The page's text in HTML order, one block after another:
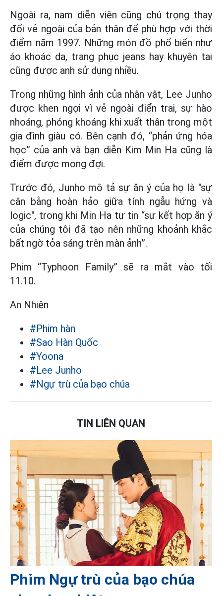
Ngoài ra, nam diễn viên cũng chú trọng thay
đổi vẻ ngoài của bản thân để phù hợp với thời
điểm năm 1997. Những món đồ phổ biến như
áo khoác da, trang phục jeans hay khuyên tai
cũng được anh sử dụng nhiều.
Trong những hình ảnh của nhân vật, Lee Junho
được khen ngợi vì vẻ ngoài điển trai, sự hào
nhoáng, phóng khoáng khi xuất thân trong một
gia đình giàu có. Bên cạnh đó, “phản ứng hóa
học” của anh và bạn diễn Kim Min Ha cũng là
điểm được mong đợi.
Trước đó, Junho mô tả sự ăn ý của họ là "sự
cân bằng hoàn hảo giữa tính ngẫu hứng và
logic", trong khi Min Ha tự tin “sự kết hợp ăn ý
của chúng tôi đã tạo nên những khoảnh khắc
bất ngờ tỏa sáng trên màn ảnh”.
Phim “Typhoon Family” sẽ ra mắt vào tối
11.10.
An Nhiên
#Phim hàn
#Sao Hàn Quốc
#Yoona
#Lee Junho
#Ngự trù của bạo chúa
TIN LIÊN QUAN
Phim Ngự trù của bạo chúa